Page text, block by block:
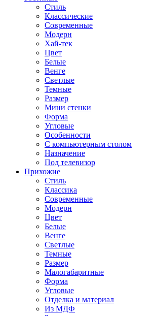
Стиль
Классические
Современные
Модерн
Хай-тек
Цвет
Белые
Венге
Светлые
Темные
Размер
Мини стенки
Форма
Угловые
Особенности
С компьютерным столом
Назначение
Под телевизор
Прихожие
Стиль
Классика
Современные
Модерн
Цвет
Белые
Венге
Светлые
Темные
Размер
Малогабаритные
Форма
Угловые
Отделка и материал
Из МДФ